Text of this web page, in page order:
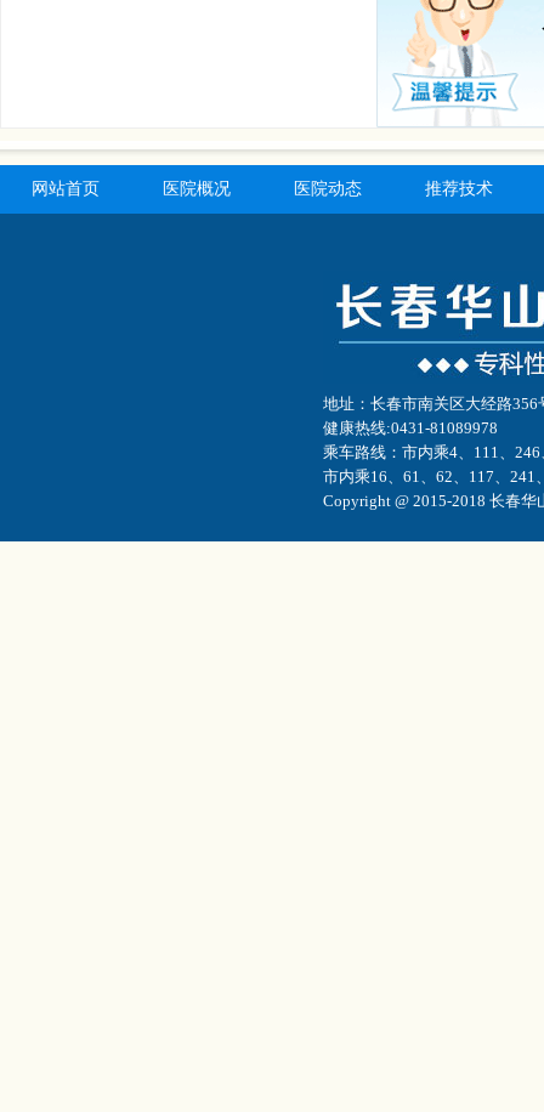
网站首页 医院概况 医院动态 推荐技术
地址：长春市南关区大经路
健康热线:0431-81089978
乘车路线：市内乘4、111、
市内乘16、61、62、117、241
Copyright @ 2015-2018 长春